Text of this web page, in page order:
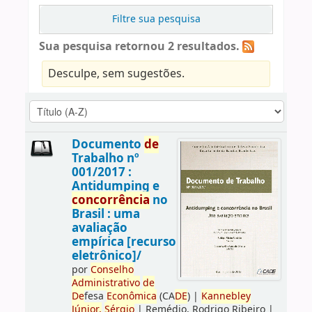
Filtre sua pesquisa
Sua pesquisa retornou 2 resultados.
Desculpe, sem sugestões.
Documento de
Trabalho nº
001/2017 :
Antidumping e
concorrência no
Brasil : uma
avaliação
empírica [recurso
eletrônico]/
porConselho
Administrativo de
Defesa Econômica (CADE)| Kannebley